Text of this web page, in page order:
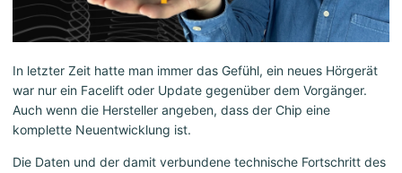
In letzter Zeit hatte man immer das Gefühl, ein neues Hörgerät
war nur ein Facelift oder Update gegenüber dem Vorgänger.
Auch wenn die Hersteller angeben, dass der Chip eine
komplette Neuentwicklung ist.
Die Daten und der damit verbundene technische Fortschritt des